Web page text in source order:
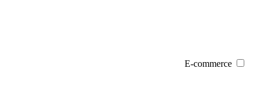
E-commerce